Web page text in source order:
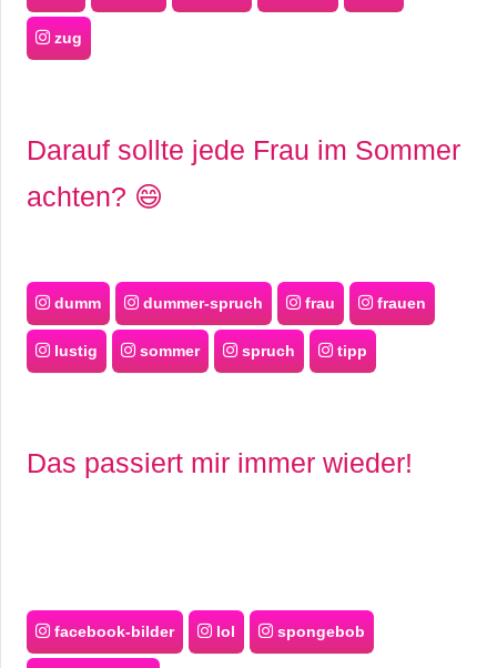
zug
Darauf sollte jede Frau im Sommer
achten? 😄
dumm dummer-spruch frau frauen
lustig sommer spruch tipp
Das passiert mir immer wieder!
facebook-bilder lol spongebob